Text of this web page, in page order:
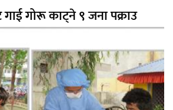
गोरू काट्ने ९ जना पक्राउ